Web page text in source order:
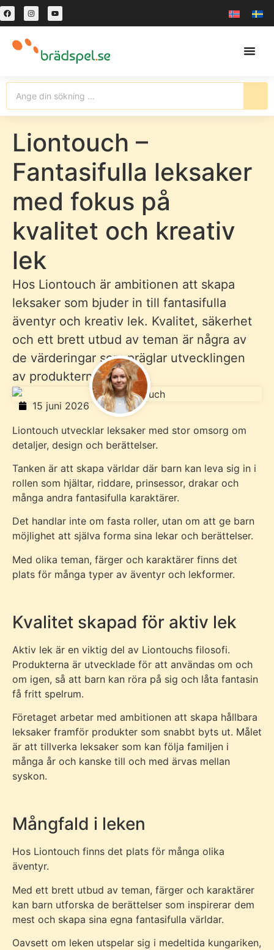
Liontouch –
Fantasifulla leksaker
med fokus på
kvalitet och kreativ
lek
Hos Liontouch är ambitionen att skapa
leksaker som bjuder in till fantasifulla
äventyr och kreativ lek. Kvalitet, säkerhet
och ett brett utbud av teman är några av
de värderingar som präglar utvecklingen
av produkterna.
15 juni 2026
Liontouch utvecklar leksaker med stor omsorg om
detaljer, design och berättelser.
Tanken är att skapa världar där barn kan leva sig in i
rollen som hjältar, riddare, prinsessor, drakar och
många andra fantasifulla karaktärer.
Det handlar inte om fasta roller, utan om att ge barn
möjlighet att själva forma sina lekar och berättelser.
Med olika teman, färger och karaktärer finns det
plats för många typer av äventyr och lekformer.
Kvalitet skapad för aktiv lek
Aktiv lek är en viktig del av Liontouchs filosofi.
Produkterna är utvecklade för att användas om och
om igen, så att barn kan röra på sig och låta fantasin
få fritt spelrum.
Företaget arbetar med ambitionen att skapa hållbara
leksaker framför produkter som snabbt byts ut. Målet
är att tillverka leksaker som kan följa familjen i
många år och kanske till och med ärvas mellan
syskon.
Mångfald i leken
Hos Liontouch finns det plats för många olika
äventyr.
Med ett brett utbud av teman, färger och karaktärer
kan barn utforska de berättelser som inspirerar dem
mest och skapa sina egna fantasifulla världar.
Oavsett om leken utspelar sig i medeltida kungariken,